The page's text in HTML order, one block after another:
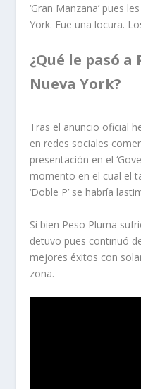
‘Gran Manzana’ pues
York. Fue una locura.
¿Qué le pasó a
Nueva York?
Tras el anuncio oficial
en redes sociales
presentación en el
momento en el cual el
‘Doble P’ se habría
Si bien Peso Pluma
detuvo pues continuó
mejores éxitos con
zona.